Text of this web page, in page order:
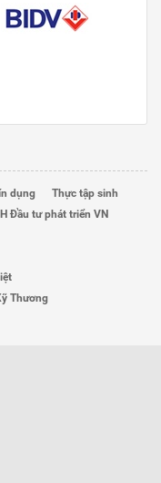
dụng
Thực tập sinh
Đầu tư phát triển VN
Thương